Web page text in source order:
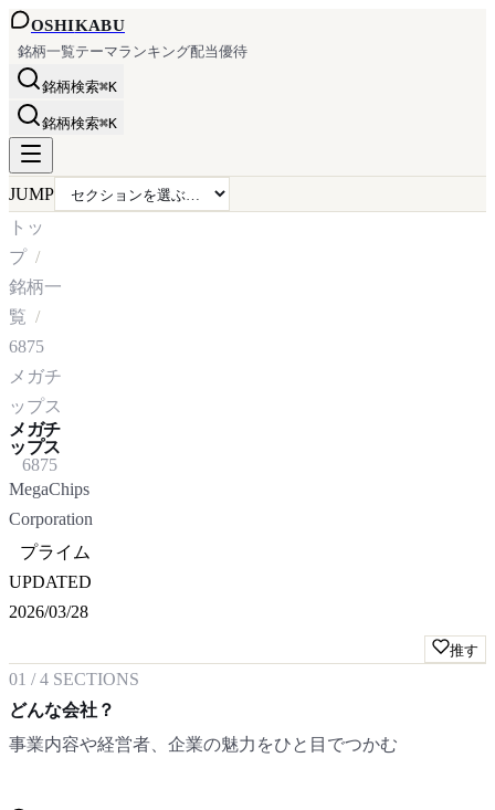
OSHIKABU
銘柄一覧テーマランキング配当優待
銘柄検索⌘K
銘柄検索⌘K
JUMP
トッ
プ
銘柄一
覧
6875
メガチ
ップス
メガチ
ップス
6875
MegaChips
Corporation
プライム
UPDATED
2026/03/28
推す
01 /4 SECTIONS
どんな会社？
事業内容や経営者、企業の魅力をひと目でつかむ